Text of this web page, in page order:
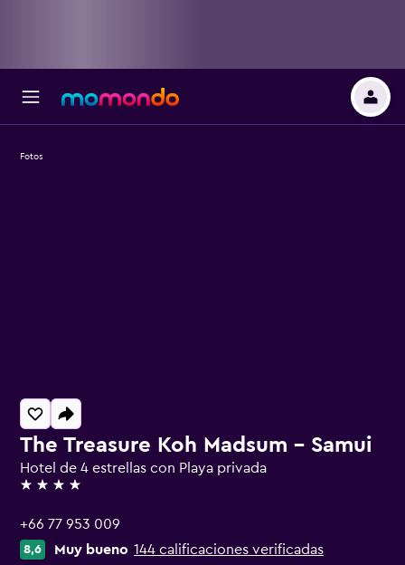
The Treasure Koh Madsum - Samui
Hotel de 4 estrellas con Playa privada
4 estrellas
+66 77 953 009
8,6 Muy bueno 144 calificaciones verificadas
Fotos